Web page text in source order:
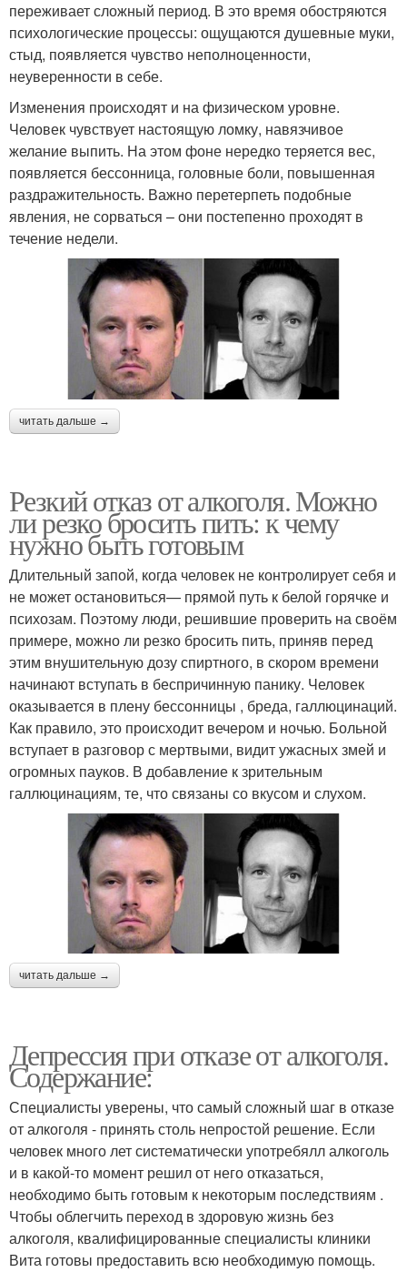
переживает сложный период. В это время обостряются
психологические процессы: ощущаются душевные муки,
стыд, появляется чувство неполноценности,
неуверенности в себе.
Изменения происходят и на физическом уровне.
Человек чувствует настоящую ломку, навязчивое
желание выпить. На этом фоне нередко теряется вес,
появляется бессонница, головные боли, повышенная
раздражительность. Важно перетерпеть подобные
явления, не сорваться – они постепенно проходят в
течение недели.
читать дальше →
Резкий отказ от алкоголя. Можно
ли резко бросить пить: к чему
нужно быть готовым
Длительный запой, когда человек не контролирует себя и
не может остановиться— прямой путь к белой горячке и
психозам. Поэтому люди, решившие проверить на своём
примере, можно ли резко бросить пить, приняв перед
этим внушительную дозу спиртного, в скором времени
начинают вступать в беспричинную панику. Человек
оказывается в плену бессонницы , бреда, галлюцинаций.
Как правило, это происходит вечером и ночью. Больной
вступает в разговор с мертвыми, видит ужасных змей и
огромных пауков. В добавление к зрительным
галлюцинациям, те, что связаны со вкусом и слухом.
читать дальше →
Депрессия при отказе от алкоголя.
Содержание:
Специалисты уверены, что самый сложный шаг в отказе
от алкоголя - принять столь непростой решение. Если
человек много лет систематически употребялл алкоголь
и в какой-то момент решил от него отказаться,
необходимо быть готовым к некоторым последствиям .
Чтобы облегчить переход в здоровую жизнь без
алкоголя, квалифицированные специалисты клиники
Вита готовы предоставить всю необходимую помощь.